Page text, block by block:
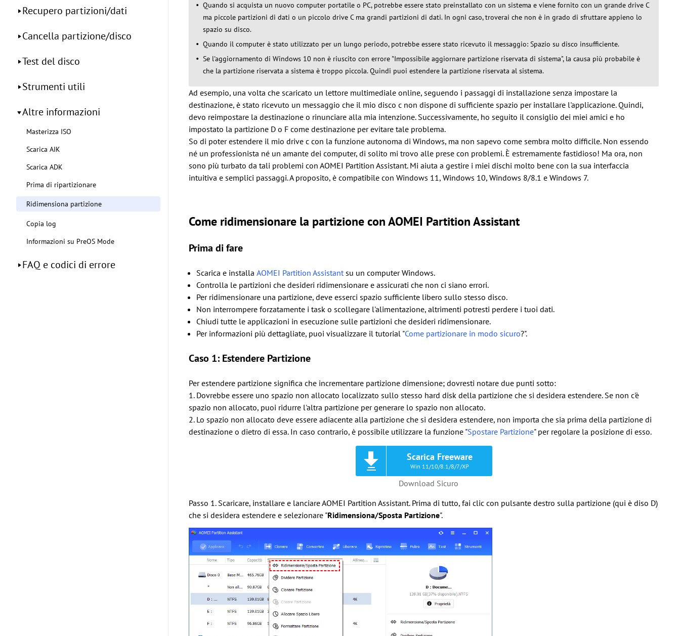
Recupero partizioni/dati
Cancella partizione/disco
Test del disco
Strumenti utili
Altre informazioni
Masterizza ISO
Scarica AIK
Scarica ADK
Prima di ripartizionare
Ridimensiona partizione
Copia log
Informazioni su PreOS Mode
FAQ e codici di errore
Quando si acquista un nuovo computer portatile o PC, potrebbe essere stato preinstallato con un sistema e viene fornito con un grande drive C
ma piccole partizioni di dati o un piccolo drive C ma grandi partizioni di dati. In ogni caso, troverai che non è in grado di sfruttare appieno lo
spazio su disco.
Quando il computer è stato utilizzato per un lungo periodo, potrebbe essere stato ricevuto il messaggio: Spazio su disco insufficiente.
Se l'aggiornamento di Windows 10 non è riuscito con errore "Impossibile aggiornare partizione riservata di sistema", la causa più probabile è
che la partizione riservata a sistema è troppo piccola. Quindi puoi estendere la partizione riservata al sistema.
Ad esempio, una volta che scaricato un lettore multimediale online, seguendo i passaggi di installazione senza impostare la
destinazione, è stato ricevuto un messaggio che il mio disco c non dispone di sufficiente spazio per installare l'applicazione. Quindi,
devo reimpostare la destinazione o rinunciare alla mia intenzione. Successivamente, ho seguito il consiglio dei miei amici e ho
impostato la partizione D o F come destinazione per evitare tale problema.
So di poter estendere il mio drive c con la funzione autonoma di Windows, ma non sapevo come sembra molto difficile. Non essendo
né un professionista né un amante dei computer, di solito mi trovo alle prese con problemi. È estremamente fastidioso! Ma ora, non
sono più turbato da tali problemi con AOMEI Partition Assistant. Mi aiuta a gestire i miei dischi molto bene con la sua interfaccia
intuitiva e semplici passaggi. A proposito, è compatibile con Windows 11, Windows 10, Windows 8/8.1 e Windows 7.
Come ridimensionare la partizione con AOMEI Partition Assistant
Prima di fare
Scarica e installa AOMEI Partition Assistantsu un computer Windows.
Controlla le partizioni che desideri ridimensionare e assicurati che non ci siano errori.
Per ridimensionare una partizione, deve esserci spazio sufficiente libero sullo stesso disco.
Non interrompere forzatamente i task o scollegare l'alimentazione, altrimenti potresti perdere i tuoi dati.
Chiudi tutte le applicazioni in esecuzione sulle partizioni che desideri ridimensionare.
Per informazioni più dettagliate, puoi visualizzare il tutorial "Come partizionare in modo sicuro?".
Caso 1: Estendere Partizione
Per estendere partizione significa che incrementare partizione dimensione; dovresti notare due punti sotto:
1. Dovrebbe essere uno spazio non allocato localizzato sullo stesso hard disk della partizione che si desidera estendere. Se non c'è
spazio non allocato, puoi ridurre l'altra partizione per generare lo spazio non allocato.
2. Lo spazio non allocato deve essere adiacente alla partizione che si desidera estendere, non importa che sia prima della partizione di
destinazione o dietro di essa. In caso contrario, è possibile utilizzare la funzione "Spostare Partizione" per regolare la posizione di esso.
Scarica Freeware
Win 11/10/8.1/8/7/XP
Download Sicuro
Passo 1. Scaricare, installare e lanciare AOMEI Partition Assistant. Prima di tutto, fai clic con pulsante destro sulla partizione (qui è diso D)
che si desidera estendere e selezionare "Ridimensiona/Sposta Partizione".